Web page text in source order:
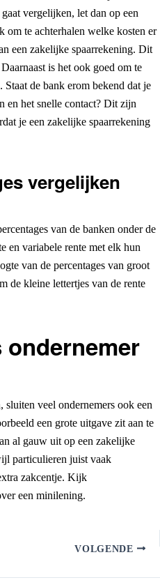
vergelijken, let dan op een
om te achterhalen welke kosten er
een zakelijke spaarrekening. Dit
is het ook goed om te
de bank erom bekend dat je
en het snelle contact? Dit zijn
je een zakelijke spaarrekening
vergelijken
van de banken onder de
en variabele rente met elk hun
van de percentages van groot
de kleine lettertjes van de rente
ondernemer
sluiten veel ondernemers ook een
een grote uitgave zit aan te
al gauw uit op een zakelijke
particulieren juist vaak
zakcentje. Kijk
een minilening.
VOLGENDE